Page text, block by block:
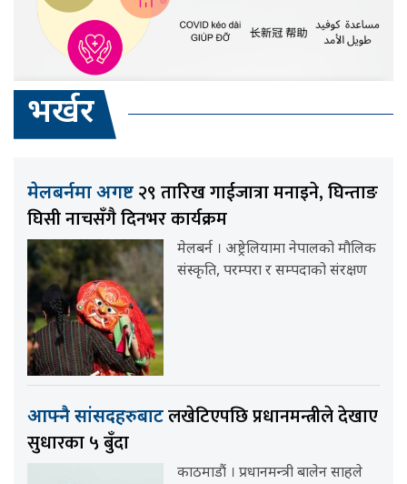
भर्खर
मेलबर्नमा अगष्ट २९ तारिख गाईजात्रा मनाइने, घिन्ताङ
घिसी नाचसँगै दिनभर कार्यक्रम
मेलबर्न । अष्ट्रेलियामा नेपालको मौलिक
संस्कृति, परम्परा र सम्पदाको संरक्षण
आफ्नै सांसदहरुबाटलखेटिएपछि प्रधानमन्त्रीले देखाए
सुधारका ५ बुँदा
काठमाडौं । प्रधानमन्त्री बालेन साहले